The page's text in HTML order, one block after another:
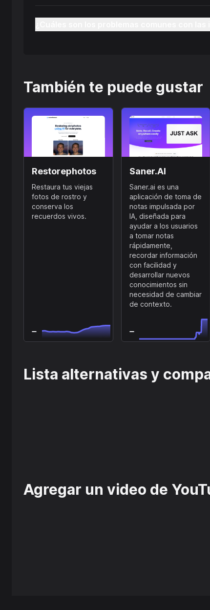
También te puede gustar
Restorephotos
Restaura tus viejas
fotos de rostro y
conserva los
recuerdos vivos.
Saner.AI
Saner.ai es una
aplicación de toma de
notas impulsada por
IA, diseñada para
ayudar a los usuarios
a tomar notas
rápidamente,
recordar información
con facilidad y
desarrollar nuevos
conocimientos sin
necesidad de cambiar
de contexto.
Lista alternativas y
Agregar un video de